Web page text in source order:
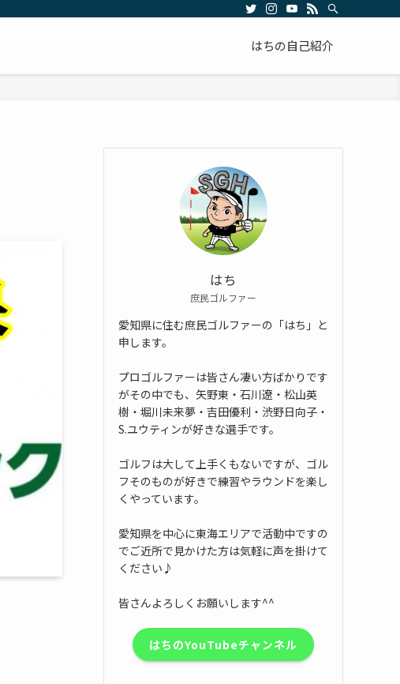
はちの自己紹介
はち
庶民ゴルファー
愛知県に住む庶民ゴルファーの「はち」と
申します。
プロゴルファーは皆さん凄い方ばかりです
がその中でも、矢野東・石川遼・松山英
樹・堀川未来夢・吉田優利・渋野日向子・
S.ユウティンが好きな選手です。
ゴルフは大して上手くもないですが、ゴル
フそのものが好きで練習やラウンドを楽し
くやっています。
愛知県を中心に東海エリアで活動中ですの
でご近所で見かけた方は気軽に声を掛けて
ください♪
皆さんよろしくお願いします^^
はちのYouTubeチャンネル